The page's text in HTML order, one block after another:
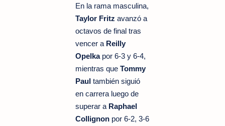
En la rama masculina,
Taylor Fritz avanzó a
octavos de final tras
vencer a Reilly
Opelkapor 6-3 y 6-4,
mientras que Tommy
Paul también siguió
en carrera luego de
superar a Raphael
Collignon por 6-2, 3-6